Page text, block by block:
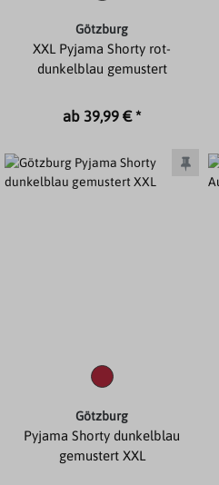
Götzburg
XXL Pyjama Shorty rot-
dunkelblau gemustert
ab 39,99 € *
Götzburg
Pyjama Shorty dunkelblau
gemustert XXL